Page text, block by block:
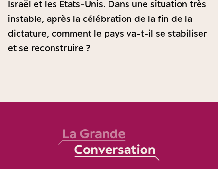
Israël et les Etats-Unis. Dans une situation très
instable, après la célébration de la fin de la
dictature, comment le pays va-t-il se stabiliser
et se reconstruire ?